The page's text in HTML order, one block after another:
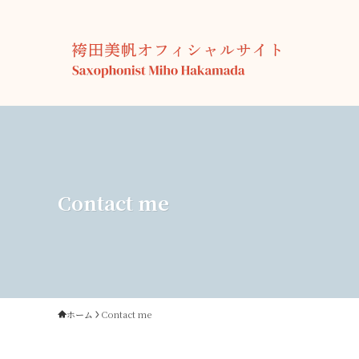
Contact me
ホーム Contact me